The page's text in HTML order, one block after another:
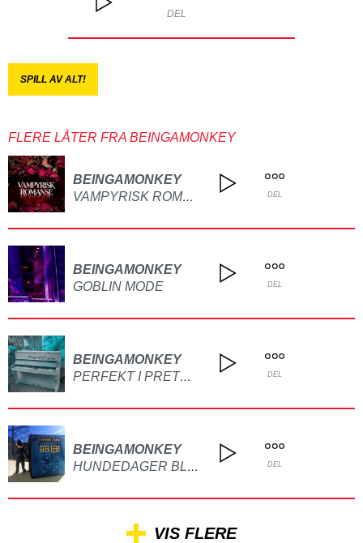
DEL
SPILL AV ALT!
FLERE LÅTER FRA BEINGAMONKEY
BEINGAMONKEY
VAMPYRISK ROMANSE DEL
BEINGAMONKEY
GOBLIN MODE
DEL
BEINGAMONKEY
PERFEKT I PRETERITUM DEL
BEINGAMONKEY
HUNDEDAGER BLIR TIL ÅR DEL
VIS FLERE